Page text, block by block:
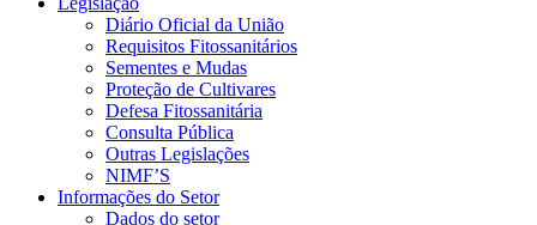
Diário Oficial da União
Requisitos Fitossanitários
Sementes e Mudas
Proteção de Cultivares
Defesa Fitossanitária
Consulta Pública
Outras Legislações
NIMF’S
Informações do Setor
Dados do setor